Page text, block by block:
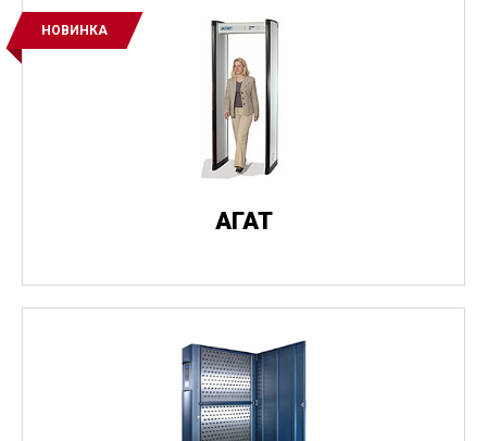
НОВИНКА
АГАТ